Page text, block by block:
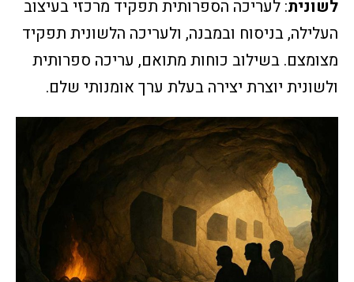
לשונית: לעריכה הספרותית תפקיד מרכזי בעיצוב
העלילה, בניסוח ובמבנה, ולעריכה הלשונית תפקיד
מצומצם. בשילוב כוחות מתואם, עריכה ספרותית
ולשונית יוצרת יצירה בעלת ערך אומנותי שלם.